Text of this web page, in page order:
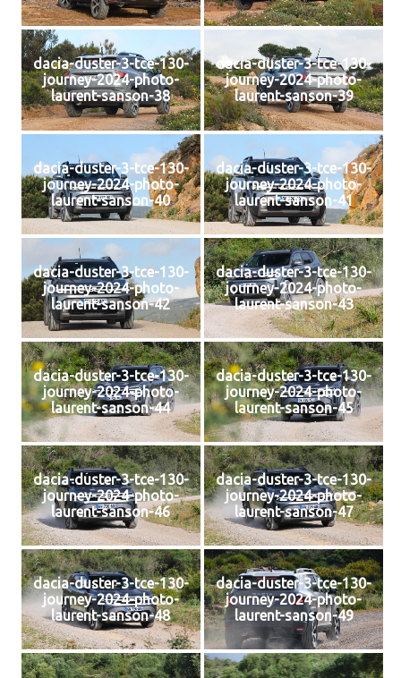
dacia-duster-3-tce-130-
journey-2024-photo-
laurent-sanson-38
dacia-duster-3-tce-130-
journey-2024-photo-
laurent-sanson-39
dacia-duster-3-tce-130-
journey-2024-photo-
laurent-sanson-40
dacia-duster-3-tce-130-
journey-2024-photo-
laurent-sanson-41
dacia-duster-3-tce-130-
journey-2024-photo-
laurent-sanson-42
dacia-duster-3-tce-130-
journey-2024-photo-
laurent-sanson-43
dacia-duster-3-tce-130-
journey-2024-photo-
laurent-sanson-44
dacia-duster-3-tce-130-
journey-2024-photo-
laurent-sanson-45
dacia-duster-3-tce-130-
journey-2024-photo-
laurent-sanson-46
dacia-duster-3-tce-130-
journey-2024-photo-
laurent-sanson-47
dacia-duster-3-tce-130-
journey-2024-photo-
laurent-sanson-48
dacia-duster-3-tce-130-
journey-2024-photo-
laurent-sanson-49